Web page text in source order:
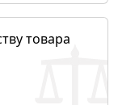
товара